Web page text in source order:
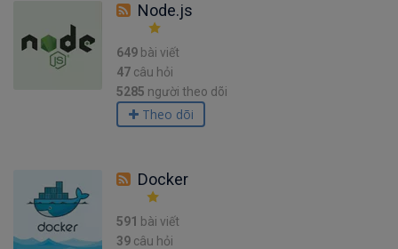
Node.js
649 bài viết
47 câu hỏi
5285 người theo dõi
Theo dõi
Docker
591 bài viết
39 câu hỏi